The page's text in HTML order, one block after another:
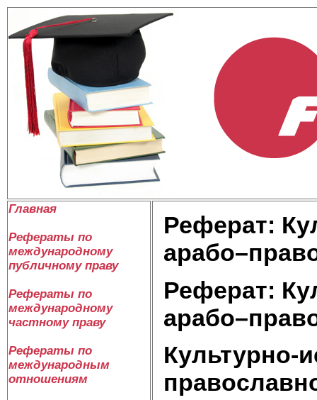
Главная
Рефераты по
международному
публичному праву
Рефераты по
международному
частному праву
Рефераты по
международным
отношениям
Реферат:
Реферат:
Культурно-